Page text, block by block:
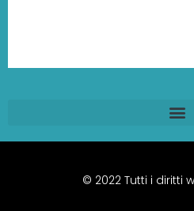
© 2022 Tutti i diritti